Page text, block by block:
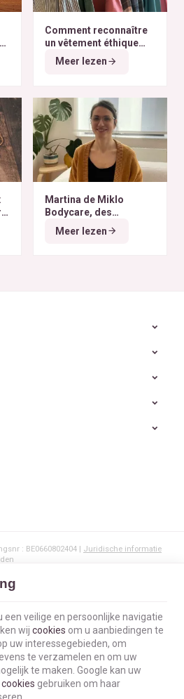
Comment reconnaître
un vêtement éthique
selon nos critères ?
Meer lezen
Martina de Miklo
Bodycare, des
déodorants naturels et
zéro déchet
A la
Meer lezen
: BE0660802404 | Juridische informatie
Google
een veilige en persoonlijke navigatie
wij cookies om u aanbiedingen te
uw interessegebieden, om
te verzamelen en om uw
te maken. Google kan uw
cookies gebruiken om haar